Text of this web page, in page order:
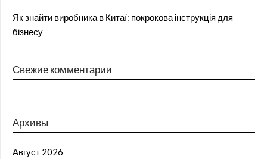
Як знайти виробника в Китаї: покрокова інструкція для
бізнесу
Свежие комментарии
Архивы
Август 2026